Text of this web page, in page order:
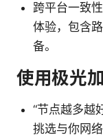
跨平台一致
体验，包含
备。
使用极光
“节点越多越
挑选与你网